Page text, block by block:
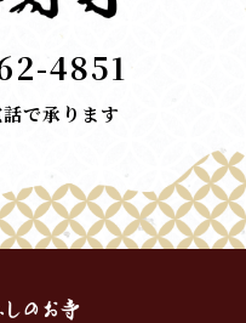
4851
で承ります